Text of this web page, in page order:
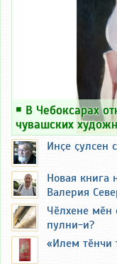
￭ В Чебоксарах
чувашских
Инҫе ҫулсен
Новая книга
Валерия
Чӗлхене мӗн
пулни-и?
«Илем тӗнчи